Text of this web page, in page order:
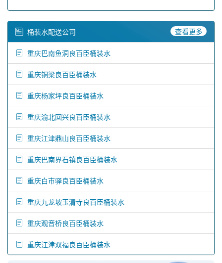
桶装水配送公司 查看更多
重庆巴南鱼洞良百臣桶装水
重庆铜梁良百臣桶装水
重庆杨家坪良百臣桶装水
重庆渝北回兴良百臣桶装水
重庆江津鼎山良百臣桶装水
重庆巴南界石镇良百臣桶装水
重庆白市驿良百臣桶装水
重庆九龙坡玉清寺良百臣桶装水
重庆观音桥良百臣桶装水
重庆江津双福良百臣桶装水